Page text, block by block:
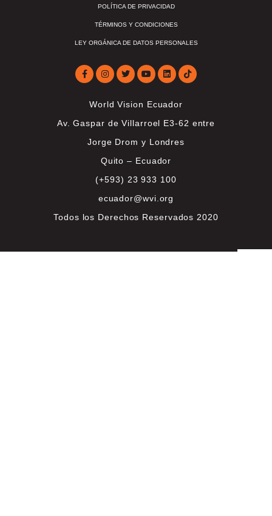
POLÍTICA DE PRIVACIDAD
TÉRMINOS Y CONDICIONES
LEY ORGÁNICA DE DATOS PERSONALES
World Vision Ecuador
Av. Gaspar de Villarroel E3-62 entre
Jorge Drom y Londres
Quito – Ecuador
(+593) 23 933 100
ecuador@wvi.org
Todos los Derechos Reservados 2020